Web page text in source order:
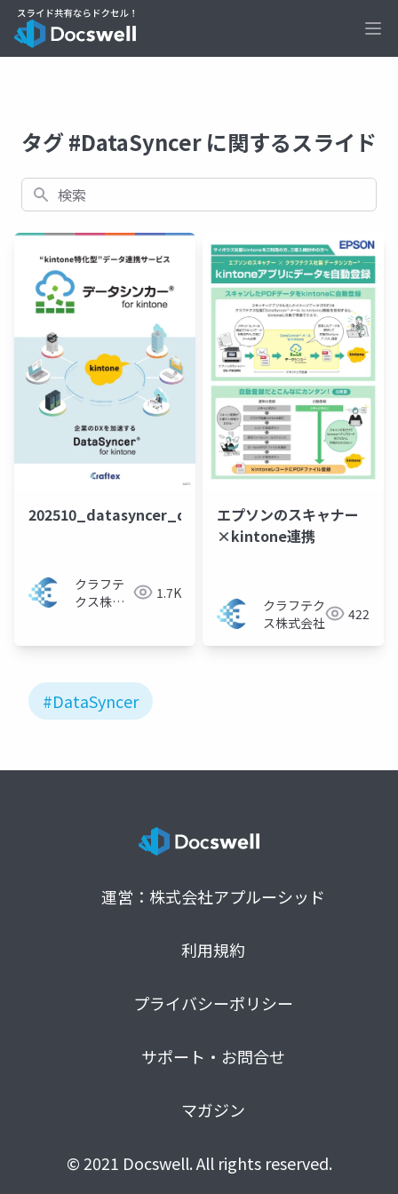
タグ #DataSyncer に関するスライド
検索
202510_datasyncer_disp
クラフテ
クス株式
1.7K
エプソンのスキャナー
×kintone連携
クラフテク
ス株式会社
422
#DataSyncer
運営：株式会社アプルーシッド
利用規約
プライバシーポリシー
サポート・お問合せ
マガジン
© 2021 Docswell. All rights reserved.